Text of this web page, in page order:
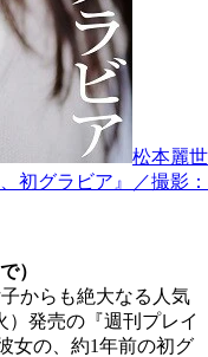
松本麗世
初グラビア』／撮影：
）
子からも絶大なる人気
）発売の『週刊プレイ
女の、約1年前の初グ